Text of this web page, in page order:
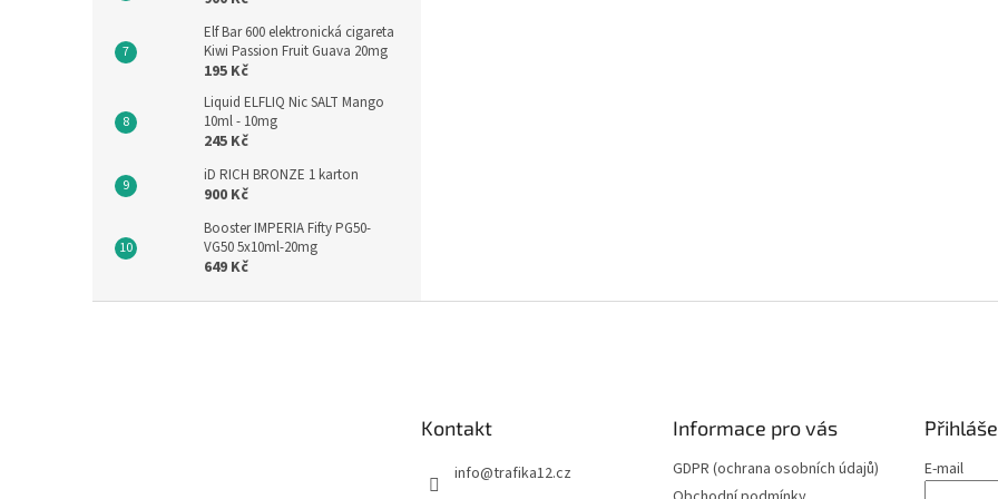
Elf Bar 600 elektronická cigareta
Kiwi Passion Fruit Guava 20mg
195 Kč
Liquid ELFLIQ Nic SALT Mango
10ml - 10mg
245 Kč
iD RICH BRONZE 1 karton
900 Kč
Booster IMPERIA Fifty PG50-
VG50 5x10ml-20mg
649 Kč
Kontakt
info@trafika12.cz
Informace pro vás
GDPR (ochrana osobních údajů)
E-mail